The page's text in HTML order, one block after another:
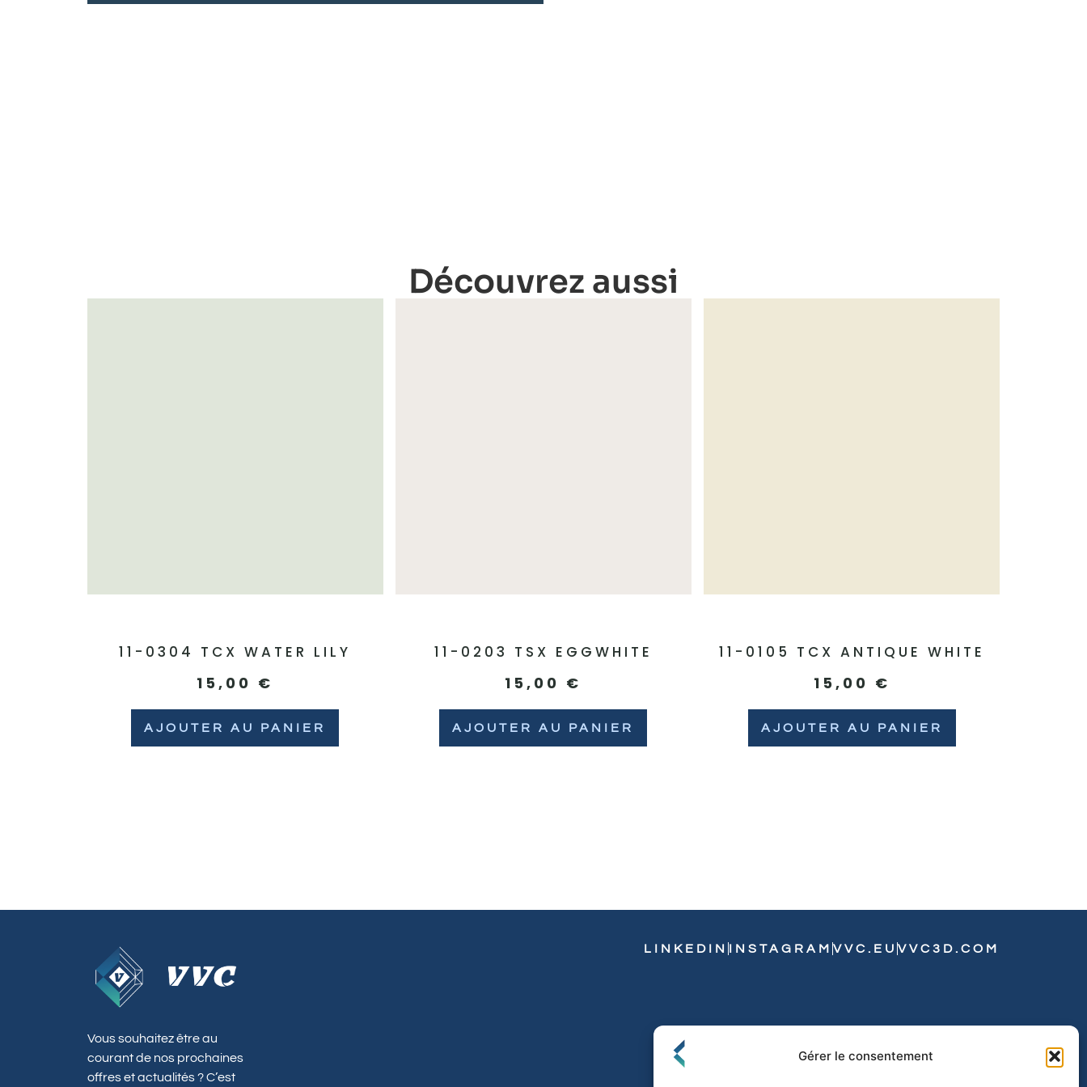
Gérer le consentement
Découvrez aussi
11-0304 TCX WATER LILY
15,00 €
AJOUTER AU PANIER
11-0203 TSX EGGWHITE
15,00 €
AJOUTER AU PANIER
11-0105 TCX ANTIQUE WHITE
15,00 €
AJOUTER AU PANIER
Vous souhaitez être au
courant de nos prochaines
offres et actualités ? C’est
LINKEDIN INSTAGRAM VVC.EU VVC3D.COM